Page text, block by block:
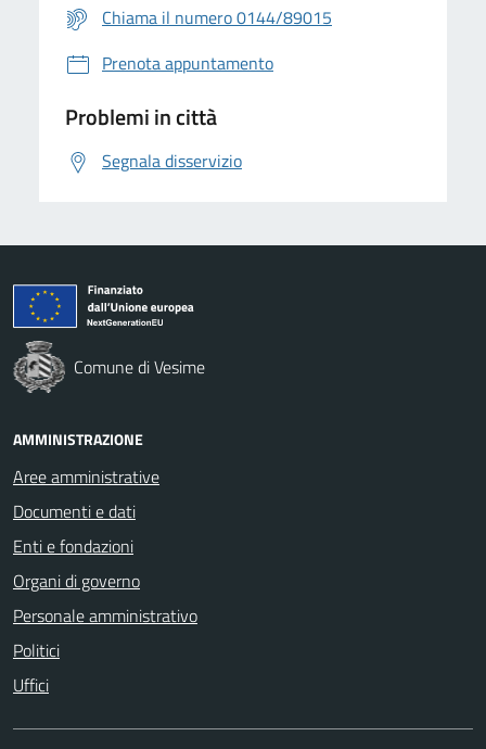
Chiama il numero 0144/89015
Prenota appuntamento
Problemi in città
Segnala disservizio
Comune di Vesime
AMMINISTRAZIONE
Aree amministrative
Documenti e dati
Enti e fondazioni
Organi di governo
Personale amministrativo
Politici
Uffici